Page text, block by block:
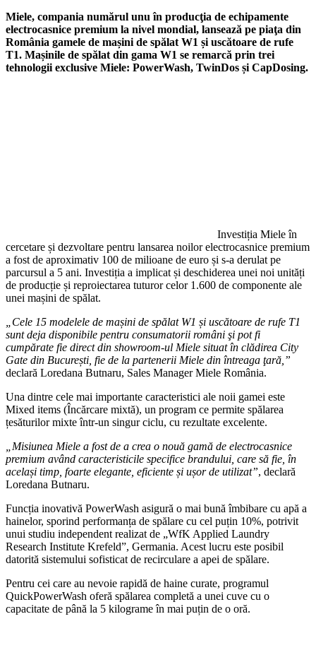
Miele, compania numărul unu în producţia de echipamente
electrocasnice premium la nivel mondial, lansează pe piaţa din
România gamele de mașini de spălat W1 și uscătoare de rufe
T1. Mașinile de spălat din gama W1 se remarcă prin trei
tehnologii exclusive Miele: PowerWash, TwinDos și CapDosing.
Investiția Miele în
cercetare și dezvoltare pentru lansarea noilor electrocasnice premium
a fost de aproximativ 100 de milioane de euro și s-a derulat pe
parcursul a 5 ani. Investiția a implicat și deschiderea unei noi unități
de producție și reproiectarea tuturor celor 1.600 de componente ale
unei mașini de spălat.
„Cele 15 modelele de mașini de spălat W1 și uscătoare de rufe T1
sunt deja disponibile pentru consumatorii români şi pot fi
cumpărate fie direct din showroom-ul Miele situat în clădirea City
Gate din București, fie de la partenerii Miele din întreaga ţară,”
declară Loredana Butnaru, Sales Manager Miele România.
Una dintre cele mai importante caracteristici ale noii gamei este
Mixed items (Încărcare mixtă), un program ce permite spălarea
țesăturilor mixte într-un singur ciclu, cu rezultate excelente.
„Misiunea Miele a fost de a crea o nouă gamă de electrocasnice
premium având caracteristicile specifice brandului, care să fie, în
același timp, foarte elegante, eficiente și ușor de utilizat”, declară
Loredana Butnaru.
Funcția inovativă PowerWash asigură o mai bună îmbibare cu apă a
hainelor, sporind performanța de spălare cu cel puțin 10%, potrivit
unui studiu independent realizat de „WfK Applied Laundry
Research Institute Krefeld”, Germania. Acest lucru este posibil
datorită sistemului sofisticat de recirculare a apei de spălare.
Pentru cei care au nevoie rapidă de haine curate, programul
QuickPowerWash oferă spălarea completă a unei cuve cu o
capacitate de până la 5 kilograme în mai puțin de o oră.